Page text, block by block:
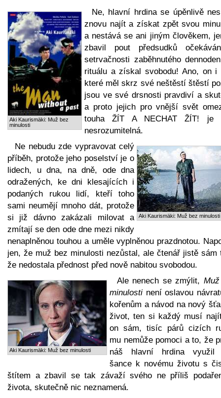
Aki Kaurismäki: Muž bez
minulosti
Ne, hlavní hrdina se úpěnlivě
znovu najít a získat zpět svou
a nestává se ani jiným člověkem,
zbavil pout předsudků
setrvačnosti zaběhnutého
rituálu a získal svobodu! Ano, on i
které měl skrz své neštěstí štěstí
jsou ve své drsnosti pravdiví a
a proto jejich pro vnější svět
touha ŽÍT A NECHAT ŽÍT! je
nesrozumitelná.
Aki Kaurismäki: Muž bez minulosti
Ne nebudu zde vypravovat celý
příběh, protože jeho poselství je o
lidech, u dna, na dně, ode dna
odražených, ke dni klesajících i
podaných rukou lidí, kteří toho
sami neumějí mnoho dát, protože
si již dávno zakázali milovat a
zmítají se den ode dne mezi nikdy
nenaplněnou touhou a uměle vyplněnou prazdnotou.
jen, že muž bez minulosti nezůstal, ale čtenář jistě sám
že nedostala přednost před nově nabitou svobodou.
Aki Kaurismäki: Muž bez minulosti
Ale nenech se zmýlit,
minulosti není oslavou
kořenům a návod na nový
život, ten si každý musí
on sám, tisíc párů cizích
mu nemůže pomoci a to, že
náš hlavní hrdina využil
šance k novému životu s
štítem a zbavil se tak závaží svého ne příliš
života, skutečně nic neznamená.